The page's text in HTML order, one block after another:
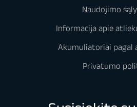
Naudojimo
Informacija apie
Akumuliatoriai pagal
Privatumo